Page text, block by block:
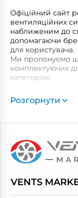
Офіційний сайт
вентиляційних
наближеним до
допомагаючи
для користувача.
Ми пропонуємо
комплектуючих
категоріях:
Вентиляційні
Промислова
Розгорнути
VENTS